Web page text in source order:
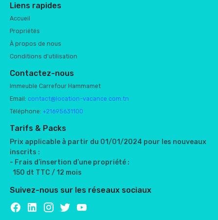
Liens rapides
Accueil
Propriétés
À propos de nous
Conditions d'utilisation
Contactez-nous
Immeuble Carrefour Hammamet
Email: contact@location-vacance.com.tn
Téléphone: +21695631100
Tarifs & Packs
Prix applicable à partir du 01/01/2024 pour les nouveaux
inscrits :
- Frais d’insertion d’une propriété :
150 dt TTC / 12 mois
Suivez-nous sur les réseaux sociaux